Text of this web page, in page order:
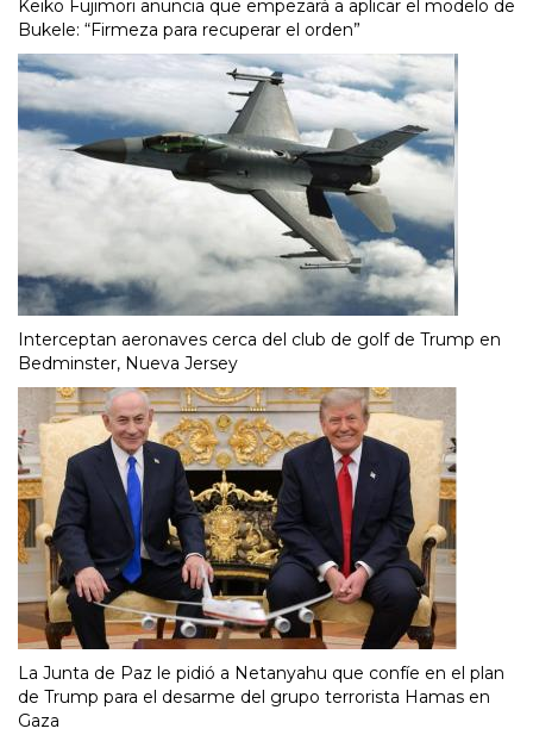
Keiko Fujimori anuncia que empezará a aplicar el modelo de
Bukele: “Firmeza para recuperar el orden”
Interceptan aeronaves cerca del club de golf de Trump en
Bedminster, Nueva Jersey
La Junta de Paz le pidió a Netanyahu que confíe en el plan
de Trump para el desarme del grupo terrorista Hamas en
Gaza